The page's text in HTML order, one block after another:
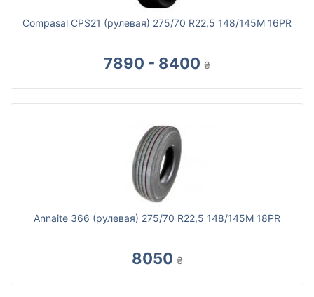
Compasal CPS21 (рулевая) 275/70 R22,5 148/145M 16PR
7890 - 8400 ₴
Annaite 366 (рулевая) 275/70 R22,5 148/145M 18PR
8050 ₴